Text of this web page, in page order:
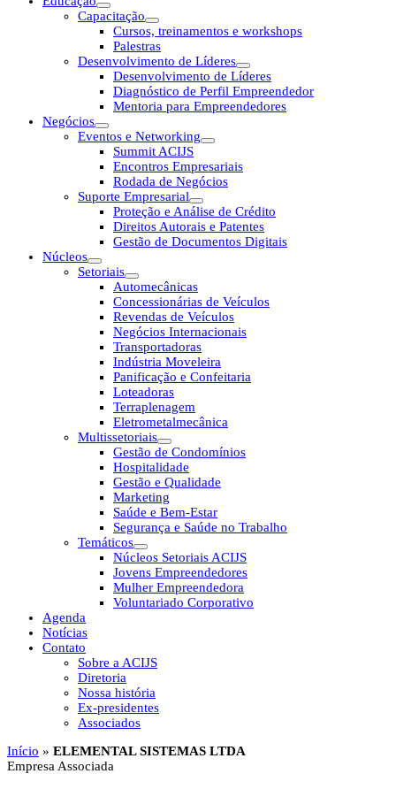
Capacitação
Cursos, treinamentos e workshops
Palestras
Desenvolvimento de Líderes
Desenvolvimento de Líderes
Diagnóstico de Perfil Empreendedor
Mentoria para Empreendedores
Negócios
Eventos e Networking
Summit ACIJS
Encontros Empresariais
Rodada de Negócios
Suporte Empresarial
Proteção e Análise de Crédito
Direitos Autorais e Patentes
Gestão de Documentos Digitais
Núcleos
Setoriais
Automecânicas
Concessionárias de Veículos
Revendas de Veículos
Negócios Internacionais
Transportadoras
Indústria Moveleira
Panificação e Confeitaria
Loteadoras
Terraplenagem
Eletrometalmecânica
Multissetoriais
Gestão de Condomínios
Hospitalidade
Gestão e Qualidade
Marketing
Saúde e Bem-Estar
Segurança e Saúde no Trabalho
Temáticos
Núcleos Setoriais ACIJS
Jovens Empreendedores
Mulher Empreendedora
Voluntariado Corporativo
Agenda
Notícias
Contato
Sobre a ACIJS
Diretoria
Nossa história
Ex-presidentes
Associados
Início » ELEMENTAL SISTEMAS LTDA
Empresa Associada